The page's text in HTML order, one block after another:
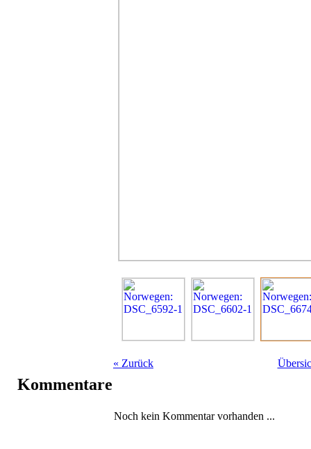
« Zurück
Kommentare
Noch kein Kommentar vorhanden ...